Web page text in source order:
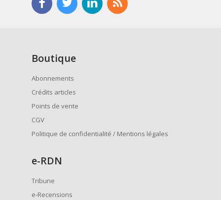
Boutique
Abonnements
Crédits articles
Points de vente
CGV
Politique de confidentialité / Mentions légales
e-RDN
Tribune
e-Recensions